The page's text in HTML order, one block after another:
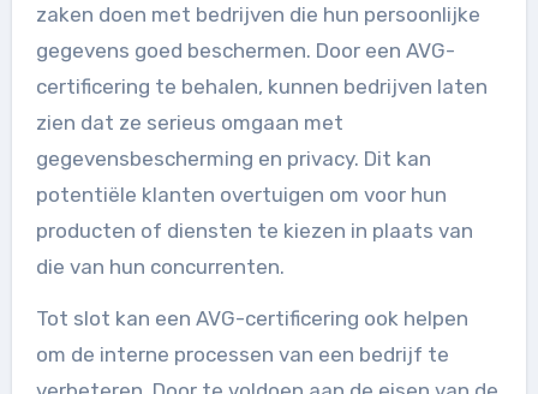
zaken doen met bedrijven die hun persoonlijke
gegevens goed beschermen. Door een AVG-
certificering te behalen, kunnen bedrijven laten
zien dat ze serieus omgaan met
gegevensbescherming en privacy. Dit kan
potentiële klanten overtuigen om voor hun
producten of diensten te kiezen in plaats van
die van hun concurrenten.
Tot slot kan een AVG-certificering ook helpen
om de interne processen van een bedrijf te